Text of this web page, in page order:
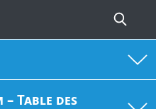
– Table des